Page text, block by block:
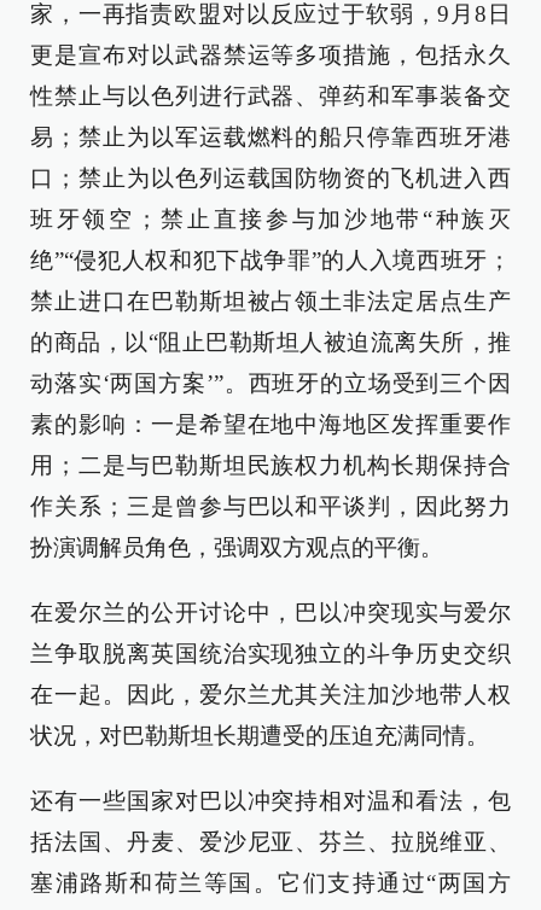
家，一再指责欧盟对以反应过于软弱，9月8日
更是宣布对以武器禁运等多项措施，包括永久
性禁止与以色列进行武器、弹药和军事装备交
易；禁止为以军运载燃料的船只停靠西班牙港
口；禁止为以色列运载国防物资的飞机进入西
班牙领空；禁止直接参与加沙地带“种族灭
绝”“侵犯人权和犯下战争罪”的人入境西班牙；
禁止进口在巴勒斯坦被占领土非法定居点生产
的商品，以“阻止巴勒斯坦人被迫流离失所，推
动落实‘两国方案’”。西班牙的立场受到三个因
素的影响：一是希望在地中海地区发挥重要作
用；二是与巴勒斯坦民族权力机构长期保持合
作关系；三是曾参与巴以和平谈判，因此努力
扮演调解员角色，强调双方观点的平衡。
在爱尔兰的公开讨论中，巴以冲突现实与爱尔
兰争取脱离英国统治实现独立的斗争历史交织
在一起。因此，爱尔兰尤其关注加沙地带人权
状况，对巴勒斯坦长期遭受的压迫充满同情。
还有一些国家对巴以冲突持相对温和看法，包
括法国、丹麦、爱沙尼亚、芬兰、拉脱维亚、
塞浦路斯和荷兰等国。它们支持通过“两国方